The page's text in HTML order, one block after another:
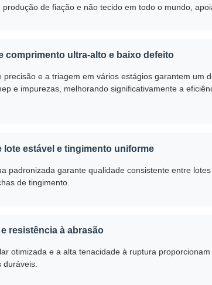
produção de fiação e não tecido em todo o mundo,
comprimento ultra-alto e baixo defeito
precisão e a triagem em vários estágios garantem um
e impurezas, melhorando significativamente a
lote estável e tingimento uniforme
padronizada garante qualidade consistente entre
de tingimento.
resistência à abrasão
otimizada e a alta tenacidade à ruptura